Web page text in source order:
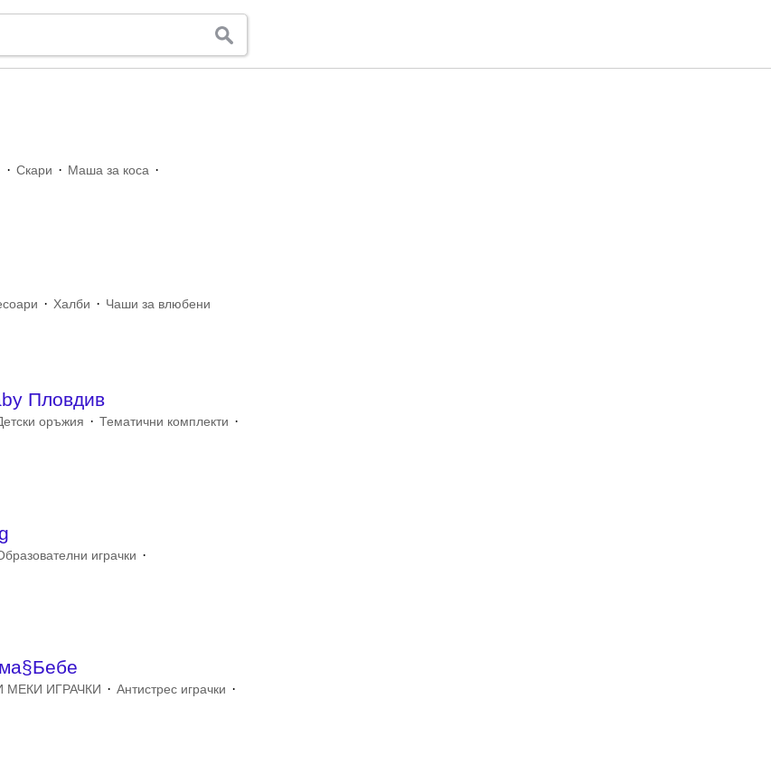
· Скари · Маша за коса ·
· Халби · Чаши за влюбени
Пловдив
оръжия · Тематични комплекти ·
играчки ·
ИГРАЧКИ · Антистрес играчки ·